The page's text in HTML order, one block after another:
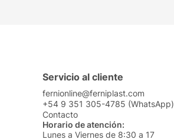
Servicio al cliente
fernionline@ferniplast.com
+54 9 351 305-4785 (WhatsApp)
Contacto
Horario de atención:
Lunes a Viernes de 8:30 a 17